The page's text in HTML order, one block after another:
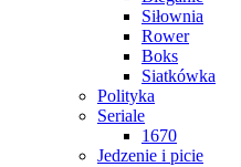
Siłownia
Rower
Boks
Siatkówka
Polityka
Seriale
1670
Jedzenie i picie